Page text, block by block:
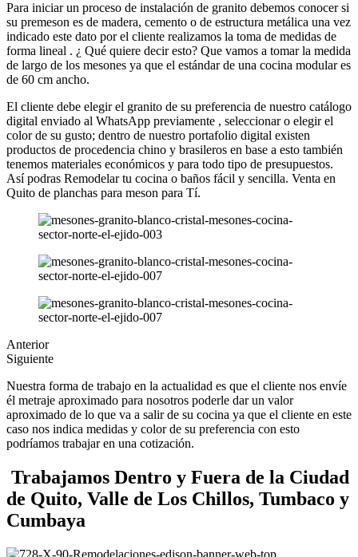
Para iniciar un proceso de instalación de granito debemos conocer si
su premeson es de madera, cemento o de estructura metálica una vez
indicado este dato por el cliente realizamos la toma de medidas de
forma lineal . ¿ Qué quiere decir esto? Que vamos a tomar la medida
de largo de los mesones ya que el estándar de una cocina modular es
de 60 cm ancho.
El cliente debe elegir el granito de su preferencia de nuestro catálogo
digital enviado al WhatsApp previamente , seleccionar o elegir el
color de su gusto; dentro de nuestro portafolio digital existen
productos de procedencia chino y brasileros en base a esto también
tenemos materiales económicos y para todo tipo de presupuestos.
Así podras Remodelar tu cocina o baños fácil y sencilla. Venta en
Quito de planchas para meson para Tí.
Anterior
Siguiente
Nuestra forma de trabajo en la actualidad es que el cliente nos envíe
él metraje aproximado para nosotros poderle dar un valor
aproximado de lo que va a salir de su cocina ya que el cliente en este
caso nos indica medidas y color de su preferencia con esto
podríamos trabajar en una cotización.
Trabajamos Dentro y Fuera de la Ciudad
de Quito, Valle de Los Chillos, Tumbaco y
Cumbaya